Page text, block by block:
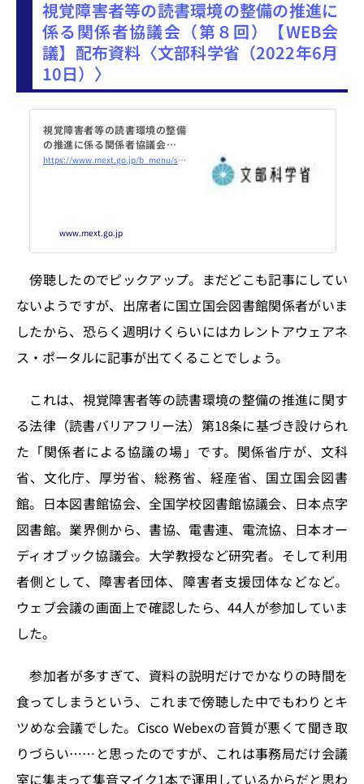
視覚障害者等の読書環境の整備の推進に
係る関係者協議会（第８回）【WEB会
議】配布資料〈文部科学省（2022年6月
10日）〉
視覚障害者等の読書環境の整備
の推進に係る関係者協議会（第
８回）【WEB会議】配布資料：
https://www.mext.go.jp/b_menu/shingi/chousa/shougai/043/mext_00010.html
www.mext.go.jp
傍聴したのでピックアップ。まだどこも記事にしてい
ないようですが、出席者に国立国会図書館関係者がいま
したから、恐らく週明けくらいにはカレントアウェアネ
ス・ポータルに記事が出てくることでしょう。
これは、視覚障害者等の読書環境の整備の推進に関す
る法律（読書バリアフリー法）第18条に基づき設けられ
た「関係者による協議の場」です。関係省庁が、文科
省、文化庁、厚労省、総務省、経産省、国立国会図書
館。日本図書館協会、全国学校図書館協議会、日本点字
図書館。業界側から、書協、電書連、電流協、日本オー
ディオブック協議会。大学教授など研究者。そして利用
者側として、障害者団体、障害者支援団体などなど。
ウェブ会議の画面上で確認したら、44人が参加していま
した。
参加者が多すぎて、資料の説明だけでかなりの時間を
食ってしまうという、これまで傍聴した中でもわりとキ
ツめな会議でした。Cisco Webexの音質が悪くて聞き取
りづらい……と思ったのですが、これは事務局だけ会議
室に集まって集音マイク1本で運用しているからだと思わ